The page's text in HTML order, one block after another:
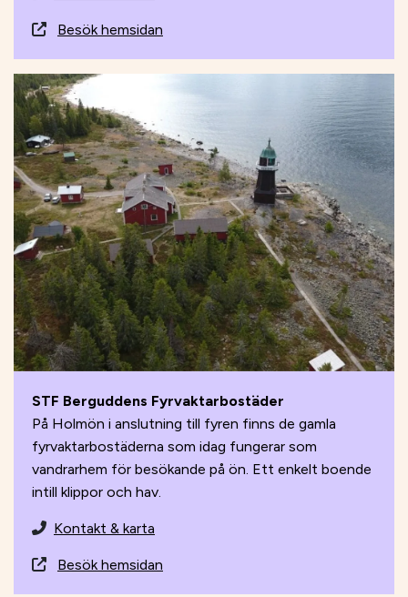
Besök hemsidan
STF Berguddens Fyrvaktarbostäder
På Holmön i anslutning till fyren finns de gamla
fyrvaktarbostäderna som idag fungerar som
vandrarhem för besökande på ön. Ett enkelt boende
intill klippor och hav.
Kontakt & karta
Besök hemsidan